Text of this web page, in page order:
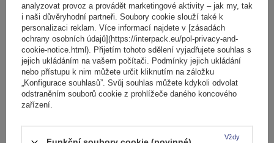
Elektrokolo Peruzzo Firenze 2 - nosič kol na zadní
výklopné dveře
Produkt dostupný ve velkém množství
analyzovat provoz a provádět marketingové aktivity – jak my, tak
i naši důvěryhodní partneři. Soubory cookie slouží také k
personalizaci reklam. Více informací najdete v [zásadách
ochrany osobních údajů](https://interpack.eu/pol-privacy-and-
cookie-notice.html). Přijetím tohoto sdělení vyjadřujete souhlas s
jejich ukládáním na vašem počítači. Podmínky jejich ukládání
nebo přístupu k nim můžete určit kliknutím na záložku
„Konfigurace souhlasů”. Svůj souhlas můžete kdykoli odvolat
odstraněním souborů cookie z prohlížeče daného koncového
zařízení.
Vždy